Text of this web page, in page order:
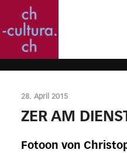
28. April 2015
ZER AM
Fotoon von